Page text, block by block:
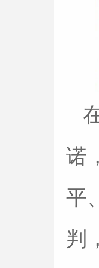
诺
平
判